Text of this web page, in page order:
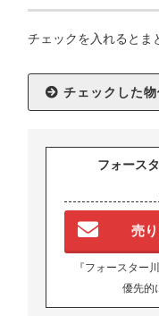
チェックを入れるとま
フォース
売
『フォースタ
優先的